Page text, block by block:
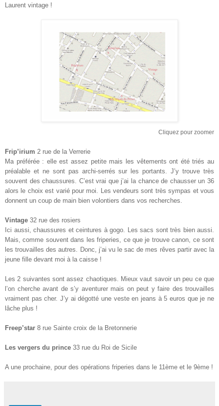
Laurent vintage !
Cliquez pour zoomer
Frip’irium 2 rue de la Verrerie
Ma préférée : elle est assez petite mais les vêtements ont été triés au
préalable et ne sont pas archi-serrés sur les portants. J’y trouve très
souvent des chaussures. C’est vrai que j’ai la chance de chausser un 36
alors le choix est varié pour moi. Les vendeurs sont très sympas et vous
donnent un coup de main bien volontiers dans vos recherches.
Vintage 32 rue des rosiers
Ici aussi, chaussures et ceintures à gogo. Les sacs sont très bien aussi.
Mais, comme souvent dans les friperies, ce que je trouve canon, ce sont
les trouvailles des autres. Donc, j’ai vu le sac de mes rêves partir avec la
jeune fille devant moi à la caisse !
Les 2 suivantes sont assez chaotiques. Mieux vaut savoir un peu ce que
l’on cherche avant de s’y aventurer mais on peut y faire des trouvailles
vraiment pas cher. J’y ai dégotté une veste en jeans à 5 euros que je ne
lâche plus !
Freep’star 8 rue Sainte croix de la Bretonnerie
Les vergers du prince 33 rue du Roi de Sicile
A une prochaine, pour des opérations friperies dans le 11ème et le 9ème !